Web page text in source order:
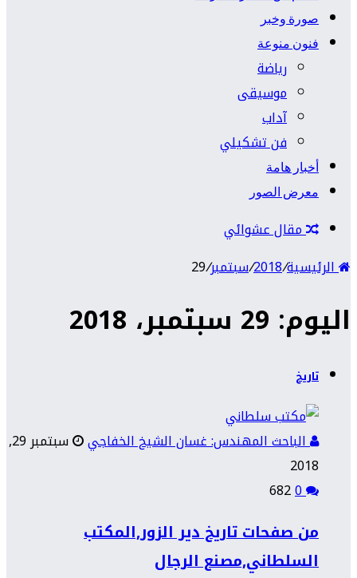
صورة وخبر
فنون منوعة
رياضة
موسيقى
آداب
فن تشكيلي
أخبار هامة
معرض الصور
مقال عشوائي
الرئيسية/
2018
/سبتمبر/
29
اليوم: 29 سبتمبر، 2018
تاريخ
الباحث المهندس: غسان الشيخ الخفاجي
سبتمبر 29,
2018
0
من صفحات تاريخ دير الزور,المكتب
السلطاني,مصنع الرجال